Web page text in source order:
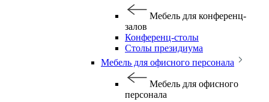
Мебель для конференц-
залов
Конференц-столы
Столы президиума
Мебель для офисного персонала
Мебель для офисного
персонала